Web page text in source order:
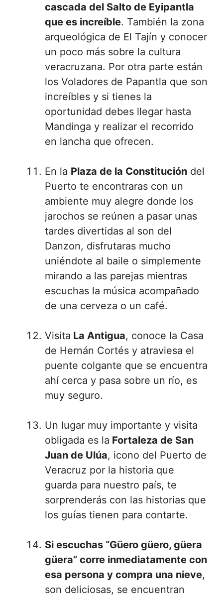
cascada del Salto de Eyipantla
que es increíble. También la zona
arqueológica de El Tajín y conocer
un poco más sobre la cultura
veracruzana. Por otra parte están
los Voladores de Papantla que son
increíbles y si tienes la
oportunidad debes llegar hasta
Mandinga y realizar el recorrido
en lancha que ofrecen.
En la Plaza de la Constitución del
Puerto te encontraras con un
ambiente muy alegre donde los
jarochos se reúnen a pasar unas
tardes divertidas al son del
Danzon, disfrutaras mucho
uniéndote al baile o simplemente
mirando a las parejas mientras
escuchas la música acompañado
de una cerveza o un café.
Visita La Antigua, conoce la Casa
de Hernán Cortés y atraviesa el
puente colgante que se encuentra
ahí cerca y pasa sobre un río, es
muy seguro.
Un lugar muy importante y visita
obligada es la Fortaleza de San
Juan de Ulúa, icono del Puerto de
Veracruz por la historia que
guarda para nuestro país, te
sorprenderás con las historias que
los guías tienen para contarte.
Si escuchas “Güero güero, güera
güera” corre inmediatamente con
esa persona y compra una nieve,
son deliciosas, se encuentran